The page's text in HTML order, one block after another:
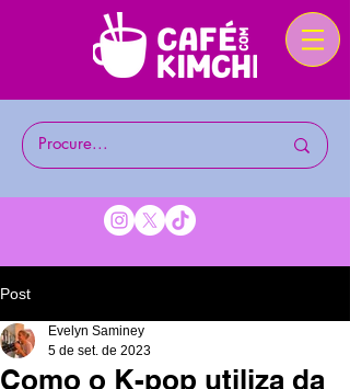
Post
Como o K-pop utiliza da
Evelyn Saminey
5 de set. de 2023